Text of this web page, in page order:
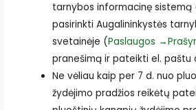
tarnybos informacinę sistemą
pasirinkti Augalininkystės
svetainėje (Paslaugos
pranešimą ir pateikti el. paštu
Ne vėliau kaip per 7 d. nuo
žydėjimo pradžios reikėtų